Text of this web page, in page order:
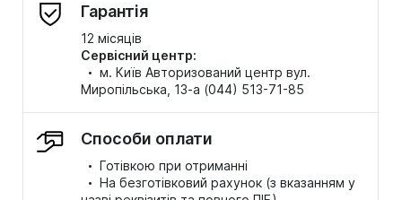
Гарантія
12 місяців
Сервісний центр:
· м. Київ Авторизований центр вул.
Миропільська, 13-а (044) 513-71-85
Способи оплати
· Готівкою при отриманні
· На безготівковий рахунок (з вказанням у